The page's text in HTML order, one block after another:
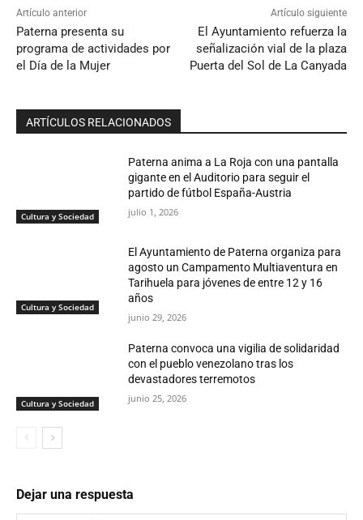
Artículo anterior
Paterna presenta su
programa de actividades por
el Día de la Mujer
Artículo siguiente
El Ayuntamiento refuerza la
señalización vial de la plaza
Puerta del Sol de La Canyada
ARTÍCULOS RELACIONADOS
Cultura y Sociedad
Paterna anima a La Roja con una pantalla
gigante en el Auditorio para seguir el
partido de fútbol España-Austria
julio 1, 2026
Cultura y Sociedad
El Ayuntamiento de Paterna organiza para
agosto un Campamento Multiaventura en
Tarihuela para jóvenes de entre 12 y 16
años
junio 29, 2026
Cultura y Sociedad
Paterna convoca una vigilia de solidaridad
con el pueblo venezolano tras los
devastadores terremotos
junio 25, 2026
Dejar una respuesta